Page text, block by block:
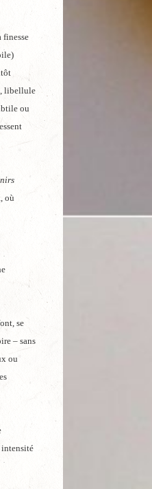
finesse
libellule
ou
où
se
– sans
ou
intensité